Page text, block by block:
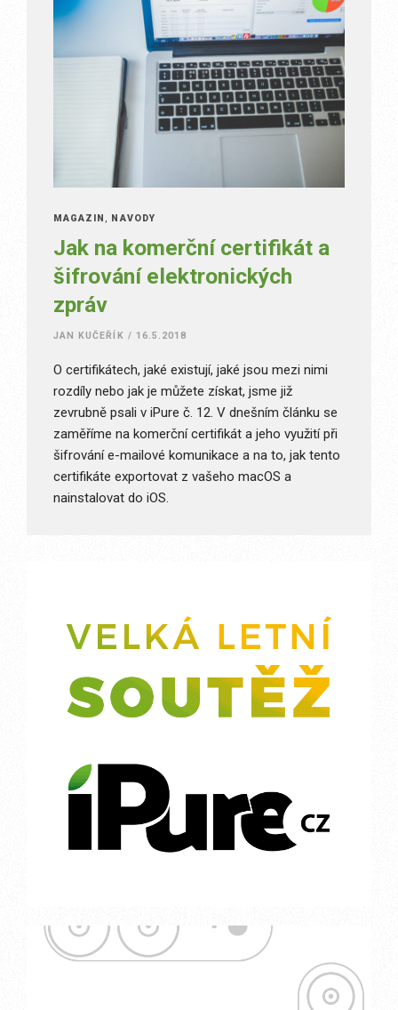
MAGAZÍN , NÁVODY
Jak na komerční certifikát a
šifrování elektronických
zpráv
JAN KUČEŘÍK / 16.5.2018
O certifikátech, jaké existují, jaké jsou mezi nimi
rozdíly nebo jak je můžete získat, jsme již
zevrubně psali v iPure č. 12. V dnešním článku se
zaměříme na komerční certifikát a jeho využití při
šifrování e-mailové komunikace a na to, jak tento
certifikáte exportovat z vašeho macOS a
nainstalovat do iOS.